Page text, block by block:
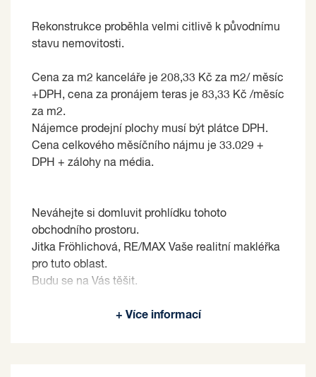
Rekonstrukce proběhla velmi citlivě k původnímu
stavu nemovitosti.
Cena za m2 kanceláře je 208,33 Kč za m2/ měsíc
+DPH, cena za pronájem teras je 83,33 Kč /měsíc
za m2.
Nájemce prodejní plochy musí být plátce DPH.
Cena celkového měsíčního nájmu je 33.029 +
DPH + zálohy na média.
Neváhejte si domluvit prohlídku tohoto
obchodního prostoru.
Jitka Fröhlichová, RE/MAX Vaše realitní makléřka
pro tuto oblast.
Budu se na Vás těšit.
na základě jím zvolených kritérií.
+ Více informací